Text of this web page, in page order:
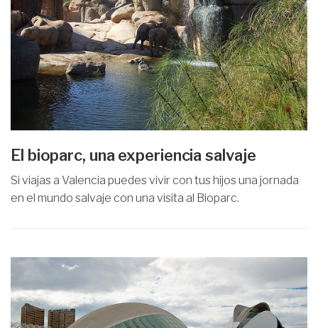
El bioparc, una experiencia salvaje
Si viajas a Valencia puedes vivir con tus hijos una jornada
en el mundo salvaje con una visita al Bioparc.